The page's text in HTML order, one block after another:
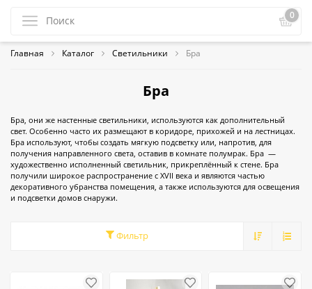
0
Главная Каталог Светильники Бра
Бра
Бра, они же настенные светильники, используются как дополнительный
свет. Особенно часто их размещают в коридоре, прихожей и на лестницах.
Бра используют, чтобы создать мягкую подсветку или, напротив, для
получения направленного света, оставив в комнате полумрак. Бра —
художественно исполненный светильник, прикреплённый к стене. Бра
получили широкое распространение с XVII века и являются частью
декоративного убранства помещения, а также используются для освещения
и подсветки домов снаружи.
Фильтр